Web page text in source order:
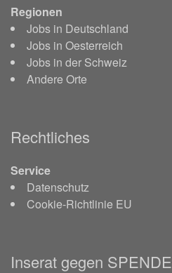
Regionen
Jobs in Deutschland
Jobs in Oesterreich
Jobs in der Schweiz
Andere Orte
Rechtliches
Service
Datenschutz
Cookie-Richtlinie EU
Inserat gegen SPENDE